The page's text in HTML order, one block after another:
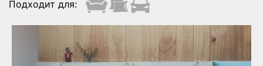
Подходит для: